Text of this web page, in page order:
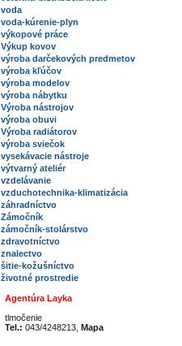
voda
voda-kúrenie-plyn
výkopové práce
Výkup kovov
výroba darčekových predmetov
výroba kľúčov
výroba modelov
výroba nábytku
Výroba nástrojov
výroba obuvi
Výroba radiátorov
výroba sviečok
vysekávacie nástroje
výtvarný ateliér
vzdelávanie
vzduchotechnika-klimatizácia
záhradníctvo
Zámočník
zámočník-stolárstvo
zdravotníctvo
znalectvo
šitie-kožušníctvo
životné prostredie
Agentúra Layka
tlmočenie
Tel.: 043/4248213, Mapa